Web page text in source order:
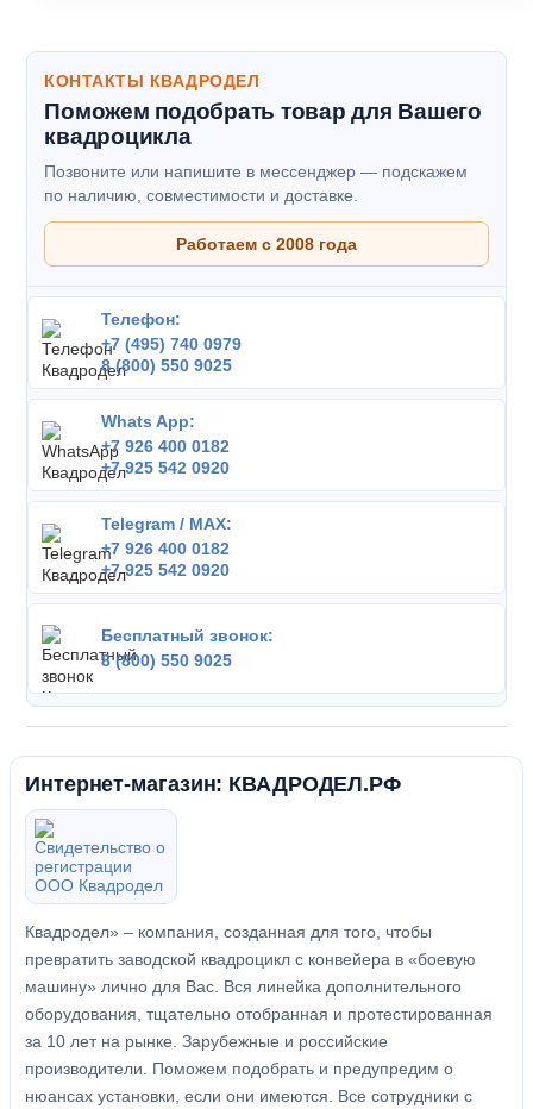
КОНТАКТЫ КВАДРОДЕЛ
Поможем подобрать товар для Вашего
квадроцикла
Позвоните или напишите в мессенджер — подскажем
по наличию, совместимости и доставке.
Работаем с 2008 года
Телефон:
+7 (495) 740 0979
8 (800) 550 9025
Whats App:
+7 926 400 0182
+7 925 542 0920
Telegram / MAX:
+7 926 400 0182
+7 925 542 0920
Бесплатный звонок:
8 (800) 550 9025
Интернет-магазин: КВАДРОДЕЛ.РФ
Квадродел» – компания, созданная для того, чтобы
превратить заводской квадроцикл с конвейера в «боевую
машину» лично для Вас. Вся линейка дополнительного
оборудования, тщательно отобранная и протестированная
за 10 лет на рынке. Зарубежные и российские
производители. Поможем подобрать и предупредим о
нюансах установки, если они имеются. Все сотрудники с